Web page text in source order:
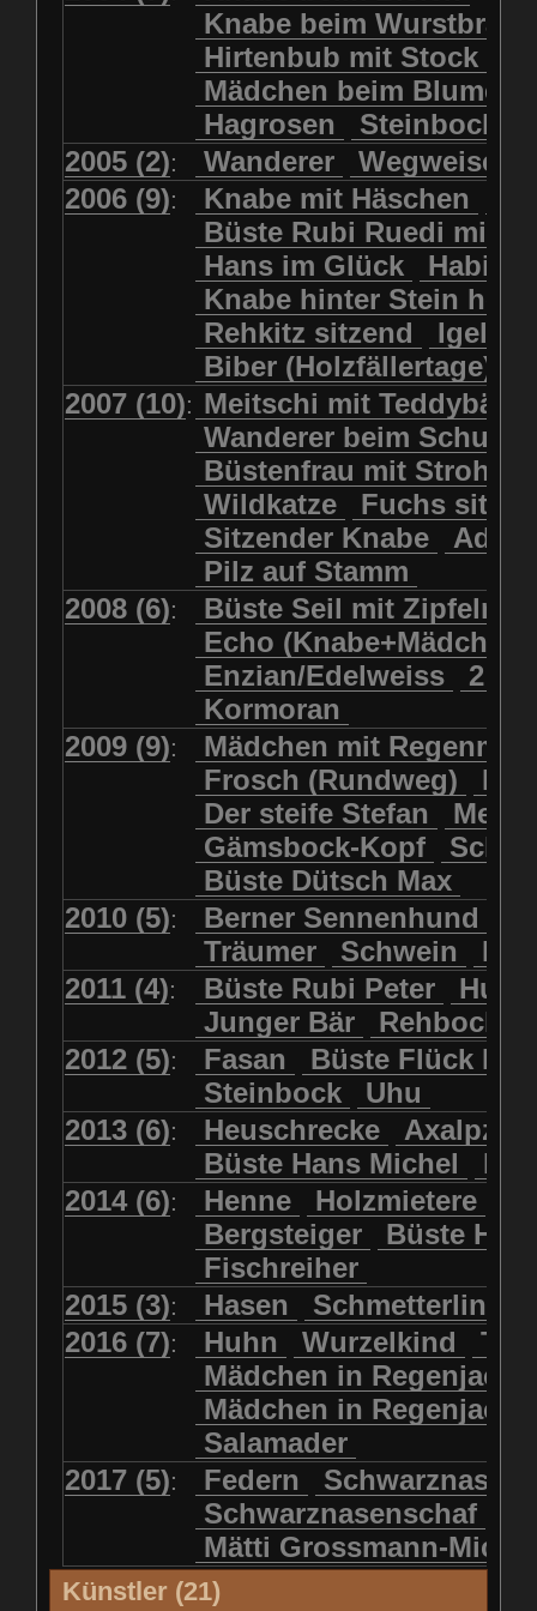
Mädchen beim Blumenpflücken
Mädchen in Regenjacke
Mädchen in Regenjacke und
Mädchen mit Regenmolch
Mädchen mit Schmetterling
Mätti Grossmann-Michel
Meitschi (Rundweg)
Meitschi mit Teddybär
Pilzfraueli Risetenmandli
Sitzender Knabe Tengeler
Wanderer
Wanderer beim Schuhbinden
Wegweiser Wilde Hilde
Wildhüter Wurzelkind
Luchs schreitend
Luchs sitzend Murmeltier
Murmeltiere Rehbockkopf
Rehkitz Rehkitz sitzend
Salamader Schmetterling
Schmetterlinge Schnecke
Schwarznasenschaf
Schwarznasenschaf mit Kalb
Steinbock
Steinbock Steinmarder
Uhu Uhu mit Jungen
Waschbär Wildkatze
Wolf Ziegenkopf
Knabe beim
Hirtenbub mit Stock
Mädchen beim
Hagrosen
Steinbock
2005 (2): Wanderer
Wegweiser
2006 (9): Knabe mit Häschen
Büste Rubi Ruedi mit
Hans im Glück
Knabe hinter Stein
Rehkitz sitzend
Igel
Biber (Holzfällertage)
2007 (10): Meitschi mit Teddybär
Wanderer beim
Büstenfrau mit Strohut
Wildkatze
Fuchs
Sitzender Knabe
Adler
Pilz auf Stamm
2008 (6):
Büste Seil mit
Echo
Enzian/Edelweiss
2
Kormoran
2009 (9):
Mädchen mit
Frosch (Rundweg)
Der steife Stefan
Gämsbock-Kopf
Büste Dütsch Max
2010 (5): Berner Sennenhund
Träumer
Schwein
2011 (4): Büste Rubi Peter
Junger Bär
2012 (5): Fasan
Büste Flück
Steinbock
Uhu
2013 (6): Heuschrecke
Büste Hans Michel
2014 (6): Henne Holzmietere
Bergsteiger
Büste HP
Fischreiher
2015 (3): Hasen Schmetterlinge
2016 (7): Huhn Wurzelkind
Mädchen in
Mädchen in Regenjacke
Salamader
2017 (5): Federn
Schwarznasenschaf
Mätti Grossmann-
Künstler (21)